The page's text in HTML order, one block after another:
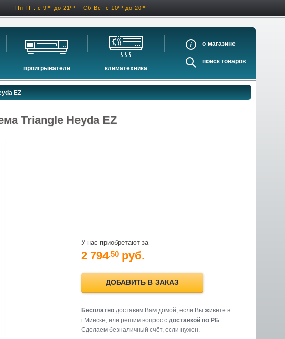
Пн-Пт: с 9ºº до 21ºº Сб-Вс: с 10ºº до 20ºº
и др.
проигрыватели
сетевые проигрыватели
проигрыватели виниловых дисков
blu-ray проигрыватели
cd проигрыватели
климатехника
кондиционеры
очистители и увлажнители воздуха
о
поиск
EZ
Triangle Heyda EZ
У нас приобретают за
2 794.50 руб.
ДОБАВИТЬ В ЗАКАЗ
Бесплатнодоставим Вам домой, если Вы живёте в
г.Минске, или решим вопрос с доставкой по РБ.
Cделаем безналичный счёт, если нужен.